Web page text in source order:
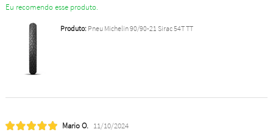
Eu recomendo esse produto.
Produto:Pneu Michelin 90/90-21 Sirac 54T TT
Mario O. 11/10/2024